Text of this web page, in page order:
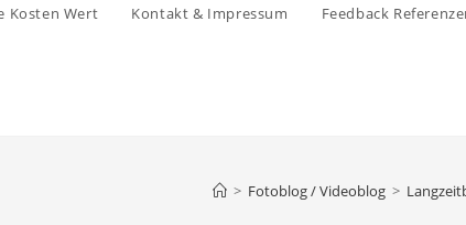
Kosten Wert Kontakt & Impressum Feedback
> Fotoblog / Videoblog >